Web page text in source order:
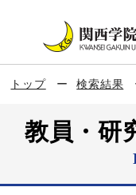
トップ 検索結果
教員・研